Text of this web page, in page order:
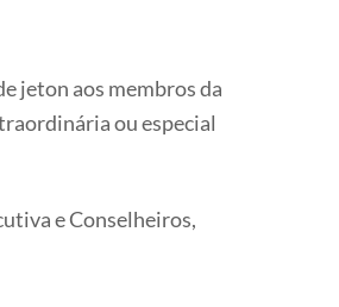
jeton aos membros da
ou especial
e Conselheiros,